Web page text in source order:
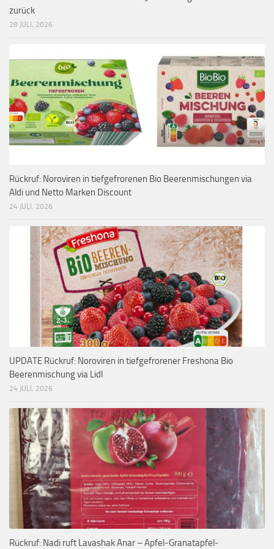
zurück
28 JULI, 2026
Rückruf: Noroviren in tiefgefrorenen Bio Beerenmischungen via
Aldi und Netto Marken Discount
24 JULI, 2026
UPDATE Rückruf: Noroviren in tiefgefrorener Freshona Bio
Beerenmischung via Lidl
24 JULI, 2026
Rückruf: Nadi ruft Lavashak Anar – Apfel-Granatapfel-